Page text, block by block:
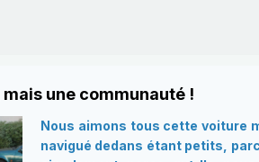
une communauté !
Nous aimons tous cette voiture
navigué dedans étant petits,